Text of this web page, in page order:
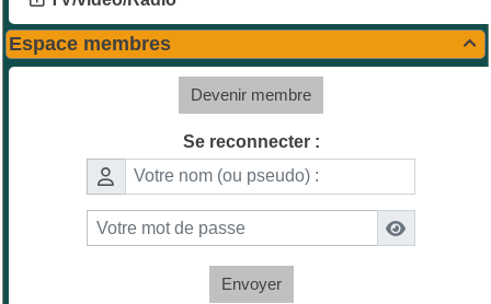

Espace membres
Devenir membre
Se reconnecter :
Envoyer